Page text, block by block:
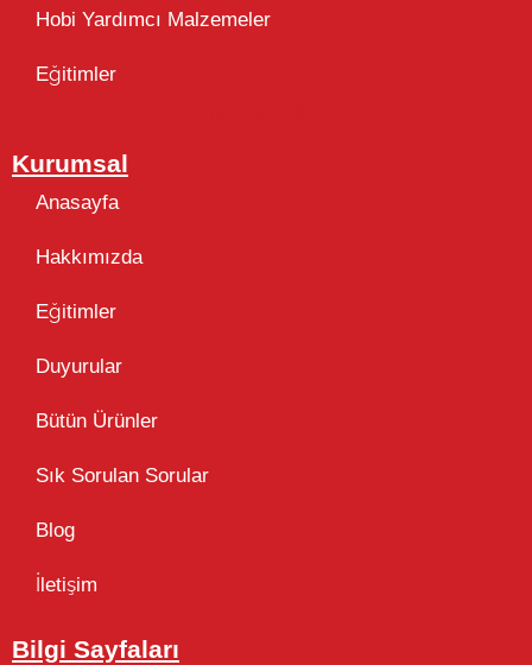
Hobi Yardımcı Malzemeler
Eğitimler
Kurumsal
Anasayfa
Hakkımızda
Eğitimler
Duyurular
Bütün Ürünler
Sık Sorulan Sorular
Blog
İletişim
Bilgi Sayfaları